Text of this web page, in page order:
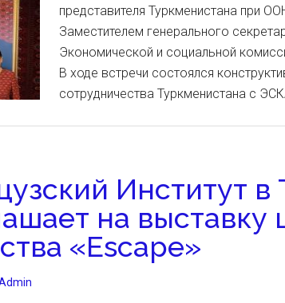
представителя Туркменистана при
Заместителем генерального
Экономической и социальной
В ходе встречи состоялся
сотрудничества Туркменистана с
Институт в
на выставку
«Escape»